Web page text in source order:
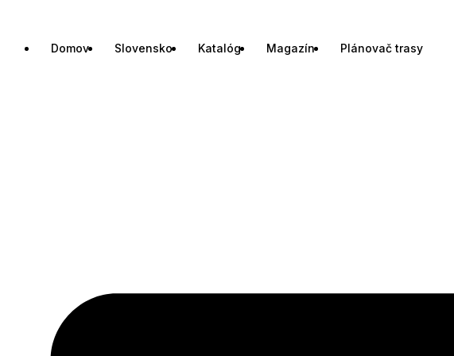
Domov Slovensko Katalóg Magazín Plánovač trasy